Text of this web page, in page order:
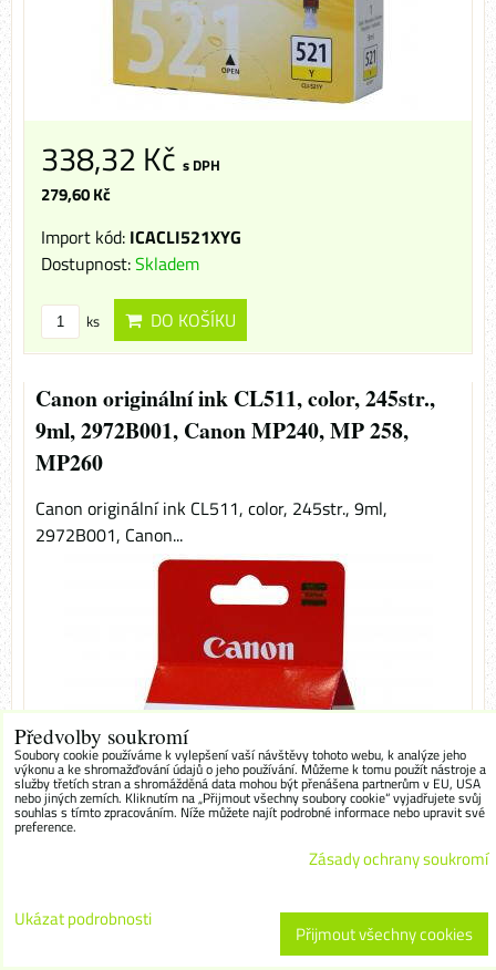
338,32 Kč s DPH
279,60 Kč
Import kód: ICACLI521XYG
Dostupnost:Skladem
ks DO KOŠÍKU
Canon originální ink CL511, color, 245str.,
9ml, 2972B001, Canon MP240, MP 258,
MP260
Canon originální ink CL511, color, 245str., 9ml,
2972B001, Canon...
Předvolby soukromí
Soubory cookie používáme k vylepšení vaší návštěvy tohoto webu, k analýze jeho
výkonu a ke shromažďování údajů o jeho používání. Můžeme k tomu použít nástroje a
služby třetích stran a shromážděná data mohou být přenášena partnerům v EU, USA
nebo jiných zemích. Kliknutím na „Přijmout všechny soubory cookie“ vyjadřujete svůj
souhlas s tímto zpracováním. Níže můžete najít podrobné informace nebo upravit své
preference.
Zásady ochrany soukromí
Ukázat podrobnosti
Přijmout všechny cookies